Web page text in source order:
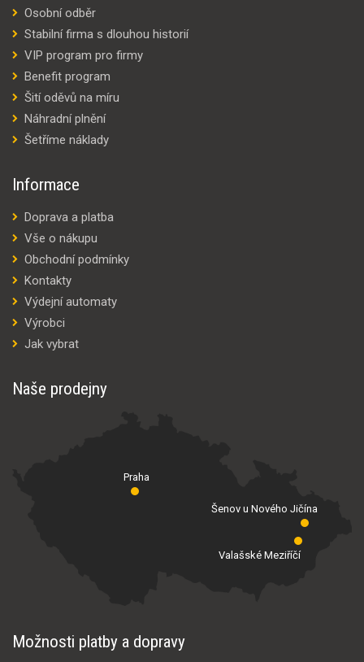
Osobní odběr
Stabilní firma s dlouhou historií
VIP program pro firmy
Benefit program
Šití oděvů na míru
Náhradní plnění
Šetříme náklady
Informace
Doprava a platba
Vše o nákupu
Obchodní podmínky
Kontakty
Výdejní automaty
Výrobci
Jak vybrat
Naše prodejny
Praha
Valašské Meziříčí
Šenov u Nového Jičína
Možnosti platby a dopravy